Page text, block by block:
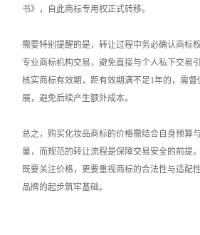
书》，自此商标专用权正式转移。
需要特别提醒的是，转让过程中务必确认商标
专业商标机构交易，避免直接与个人私下交易
核实商标有效期，距有效期满不足1年的，需
展，避免后续产生额外成本。
总之，购买化妆品商标的价格需结合自身预算
量，而规范的转让流程是保障交易安全的前提
既要关注价格，更要重视商标的合法性与适配
品牌的起步筑牢基础。